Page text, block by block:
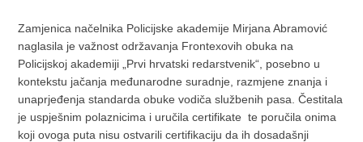
Zamjenica načelnika Policijske akademije Mirjana Abramović
naglasila je važnost održavanja Frontexovih obuka na
Policijskoj akademiji „Prvi hrvatski redarstvenik“, posebno u
kontekstu jačanja međunarodne suradnje, razmjene znanja i
unaprjeđenja standarda obuke vodiča službenih pasa. Čestitala
je uspješnim polaznicima i uručila certifikate te poručila onima
koji ovoga puta nisu ostvarili certifikaciju da ih dosadašnji